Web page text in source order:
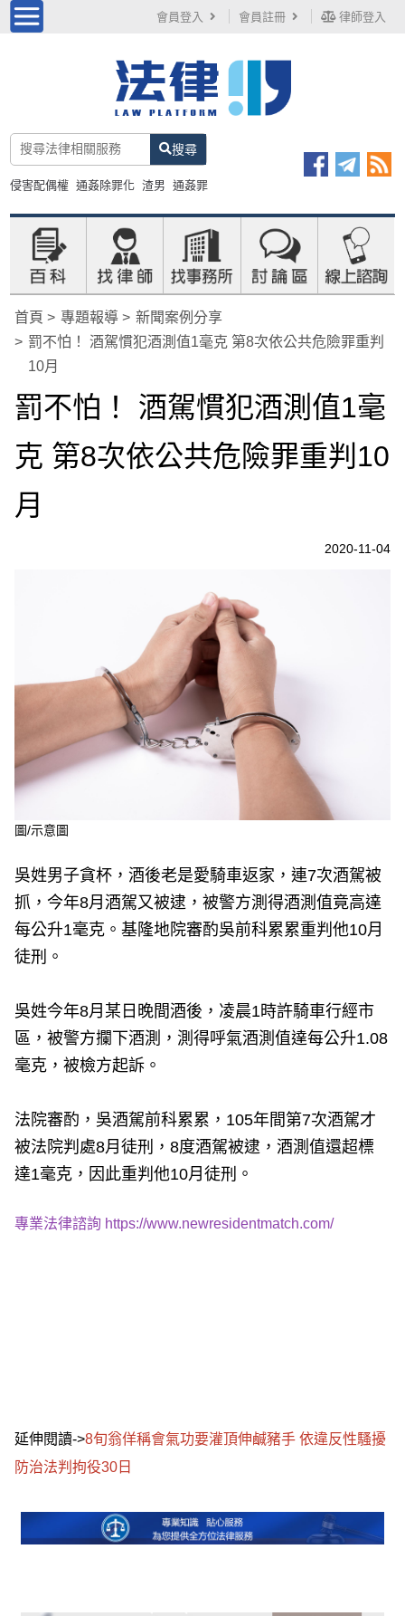
會員登入 會員註冊 律師登入
搜尋
侵害配偶權 通姦除罪化 渣男 通姦罪
首頁 專題報導
新聞案例分享
罰不怕！ 酒駕慣犯酒測值1毫克 第8次依公共危險罪重判
10月
罰不怕！ 酒駕慣犯酒測值1毫
克 第8次依公共危險罪重判10
月
2020-11-04
圖/示意圖
吳姓男子貪杯，酒後老是愛騎車返家，連7次酒駕被
抓，今年8月酒駕又被逮，被警方測得酒測值竟高達
每公升1毫克。基隆地院審酌吳前科累累重判他10月
徒刑。
吳姓今年8月某日晚間酒後，凌晨1時許騎車行經市
區，被警方攔下酒測，測得呼氣酒測值達每公升1.08
毫克，被檢方起訴。
法院審酌，吳酒駕前科累累，105年間第7次酒駕才
被法院判處8月徒刑，8度酒駕被逮，酒測值還超標
達1毫克，因此重判他10月徒刑。
專業法律諮詢 https://www.newresidentmatch.com/
延伸閱讀->8旬翁佯稱會氣功要灌頂伸鹹豬手 依違反性騷擾
防治法判拘役30日